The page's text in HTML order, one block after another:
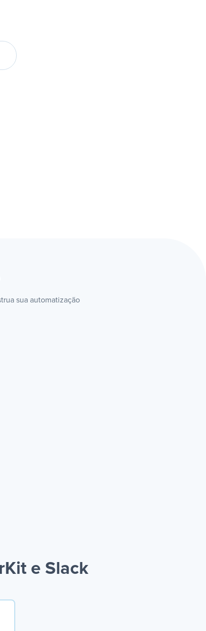
sua automatização
e Slack